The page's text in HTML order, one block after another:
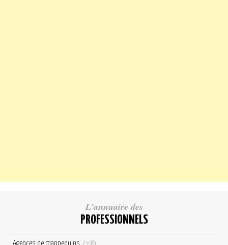
L'annuaire des
PROFESSIONNELS
Agences de mannequins